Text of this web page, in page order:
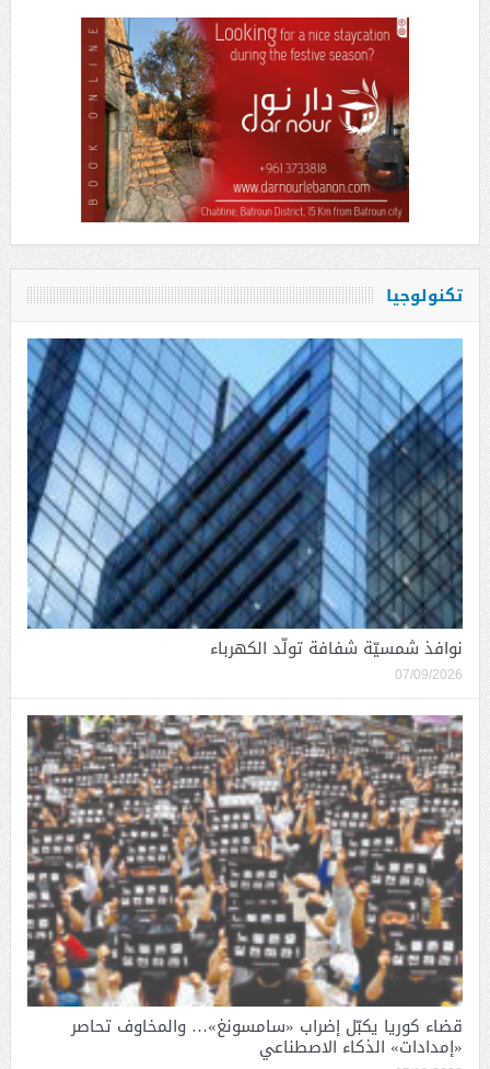
تكنولوجيا
نوافذ شمسيّة شفافة تولّد الكهرباء
07/09/2026
قضاء كوريا يكبّل إضراب «سامسونغ»… والمخاوف تحاصر
«إمدادات» الذكاء الاصطناعي